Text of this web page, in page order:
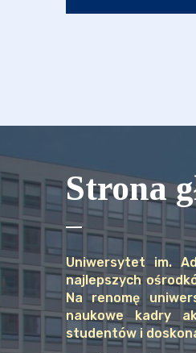
Strona
Uniwersytet im.
najlepszych
Na renomę
naukowe kadry
studentów i